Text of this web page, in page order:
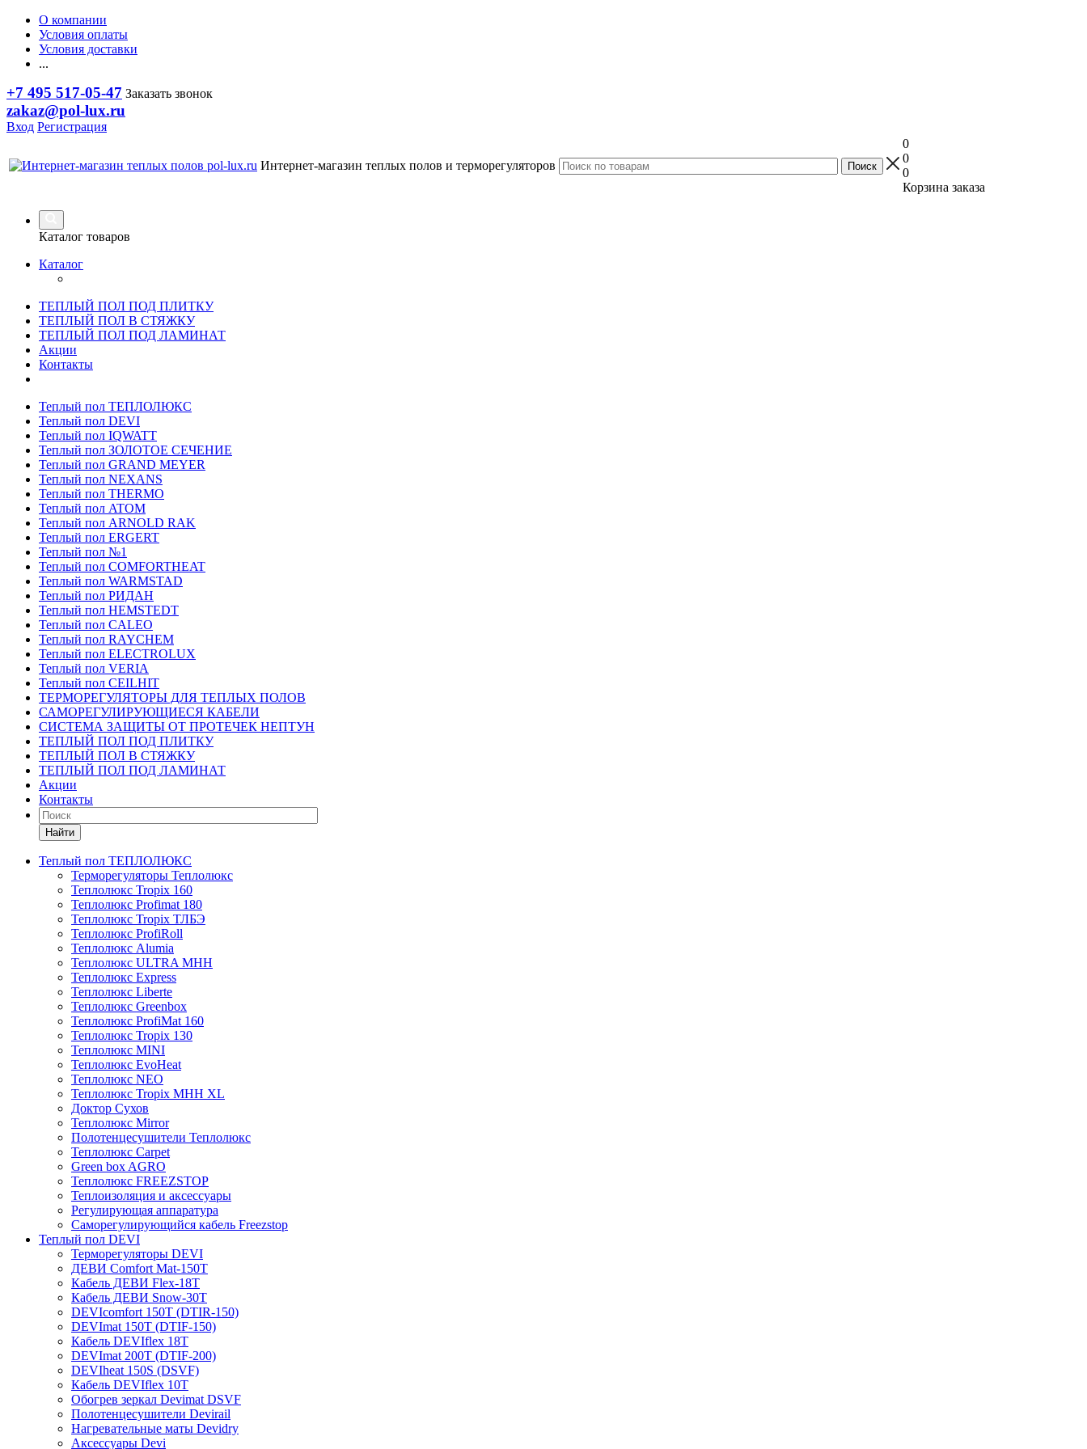
О компании
Условия оплаты
Условия доставки
...
+7 495 517-05-47 Заказать звонок
zakaz@pol-lux.ru
Вход Регистрация
Интернет-магазин теплых полов и терморегуляторов
0
0
0
Корзина заказа
Каталог товаров
Каталог
ТЕПЛЫЙ ПОЛ ПОД ПЛИТКУ
ТЕПЛЫЙ ПОЛ В СТЯЖКУ
ТЕПЛЫЙ ПОЛ ПОД ЛАМИНАТ
Акции
Контакты
Теплый пол ТЕПЛОЛЮКС
Теплый пол DEVI
Теплый пол IQWATT
Теплый пол ЗОЛОТОЕ СЕЧЕНИЕ
Теплый пол GRAND MEYER
Теплый пол NEXANS
Теплый пол THERMO
Теплый пол ATOM
Теплый пол ARNOLD RAK
Теплый пол ERGERT
Теплый пол №1
Теплый пол COMFORTHEAT
Теплый пол WARMSTAD
Теплый пол РИДАН
Теплый пол HEMSTEDT
Теплый пол CALEO
Теплый пол RAYCHEM
Теплый пол ELECTROLUX
Теплый пол VERIA
Теплый пол CEILHIT
ТЕРМОРЕГУЛЯТОРЫ ДЛЯ ТЕПЛЫХ ПОЛОВ
САМОРЕГУЛИРУЮЩИЕСЯ КАБЕЛИ
СИСТЕМА ЗАЩИТЫ ОТ ПРОТЕЧЕК НЕПТУН
ТЕПЛЫЙ ПОЛ ПОД ПЛИТКУ
ТЕПЛЫЙ ПОЛ В СТЯЖКУ
ТЕПЛЫЙ ПОЛ ПОД ЛАМИНАТ
Акции
Контакты
Найти
Теплый пол ТЕПЛОЛЮКС
Терморегуляторы Теплолюкс
Теплолюкс Tropix 160
Теплолюкс Profimat 180
Теплолюкс Tropix ТЛБЭ
Теплолюкс ProfiRoll
Теплолюкс Alumia
Теплолюкс ULTRA МНН
Теплолюкс Express
Теплолюкс Liberte
Теплолюкс Greenbox
Теплолюкс ProfiMat 160
Теплолюкс Tropix 130
Теплолюкс MINI
Теплолюкс EvoHeat
Теплолюкс NEO
Теплолюкс Tropix МНН XL
Доктор Сухов
Теплолюкс Mirror
Полотенцесушители Теплолюкс
Теплолюкс Carpet
Green box AGRO
Теплолюкс FREEZSTOP
Теплоизоляция и аксессуары
Регулирующая аппаратура
Cаморегулирующийся кабель Freezstop
Теплый пол DEVI
Терморегуляторы DEVI
ДЕВИ Comfort Mat-150T
Кабель ДЕВИ Flex-18T
Кабель ДЕВИ Snow-30T
DEVIcomfort 150T (DTIR-150)
DEVImat 150T (DTIF-150)
Кабель DEVIflex 18T
DEVImat 200T (DTIF-200)
DEVIheat 150S (DSVF)
Кабель DEVIflex 10T
Обогрев зеркал Devimat DSVF
Полотенцесушители Devirail
Нагревательные маты Devidry
Аксессуары Devi